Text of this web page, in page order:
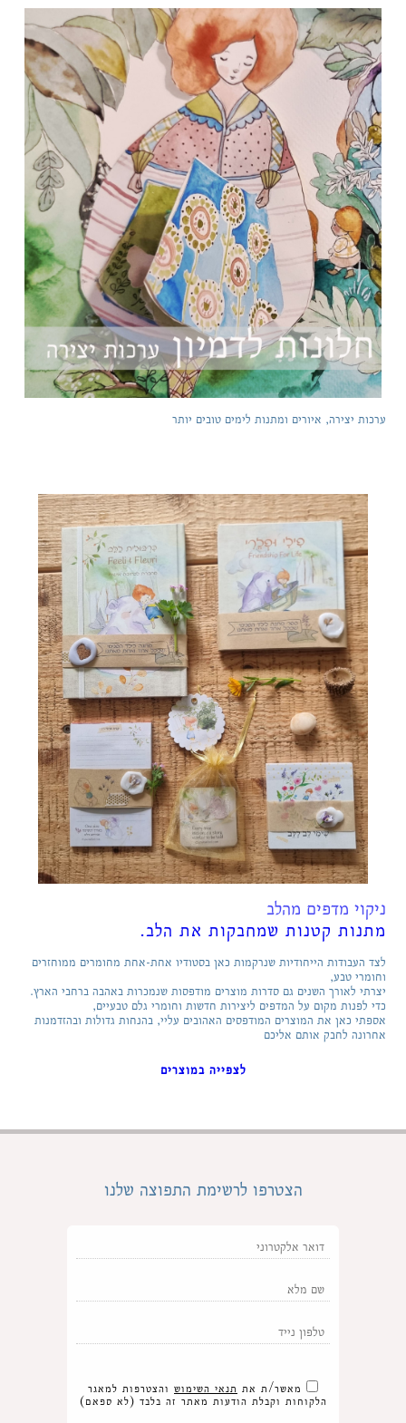
ערכות יצירה, איורים ומתנות לימים טובים יותר
ניקוי מדפים מהלב
מתנות קטנות שמחבקות את הלב.
לצד העבודות הייחודיות שנרקמות כאן בסטודיו אחת-אחת מחומרים ממוחזרים
וחומרי טבע,
יצרתי לאורך השנים גם סדרות מוצרים מודפסות שנמכרות באהבה ברחבי הארץ.
כדי לפנות מקום על המדפים ליצירות חדשות וחומרי גלם טבעיים,
אספתי כאן את המוצרים המודפסים האהובים עליי, בהנחות גדולות ובהזדמנות
אחרונה לחבק אותם אליכם
לצפייה במוצרים
הצטרפו לרשימת התפוצה שלנו
מאשר/ת את תנאי השימוש והצטרפות למאגר
הלקוחות וקבלת הודעות מאתר זה בלבד (לא ספאם)